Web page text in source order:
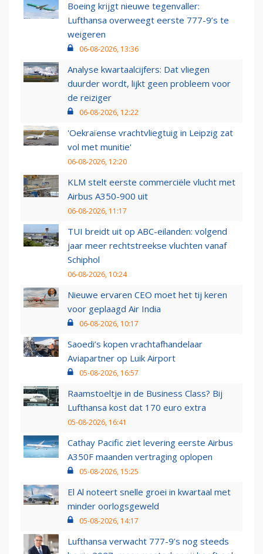
Boeing krijgt nieuwe tegenvaller:
Lufthansa overweegt eerste 777-9’s te
weigeren
06-08-2026, 13:36
Analyse kwartaalcijfers: Dat vliegen
duurder wordt, lijkt geen probleem voor
de reiziger
06-08-2026, 12:22
'Oekraïense vrachtvliegtuig in Leipzig zat
vol met munitie'
06-08-2026, 12:20
KLM stelt eerste commerciële vlucht met
Airbus A350-900 uit
06-08-2026, 11:17
TUI breidt uit op ABC-eilanden: volgend
jaar meer rechtstreekse vluchten vanaf
Schiphol
06-08-2026, 10:24
Nieuwe ervaren CEO moet het tij keren
voor geplaagd Air India
06-08-2026, 10:17
Saoedi’s kopen vrachtafhandelaar
Aviapartner op Luik Airport
05-08-2026, 16:57
Raamstoeltje in de Business Class? Bij
Lufthansa kost dat 170 euro extra
05-08-2026, 16:41
Cathay Pacific ziet levering eerste Airbus
A350F maanden vertraging oplopen
05-08-2026, 15:25
El Al noteert snelle groei in kwartaal met
minder oorlogsgeweld
05-08-2026, 14:17
Lufthansa verwacht 777-9’s nog steeds